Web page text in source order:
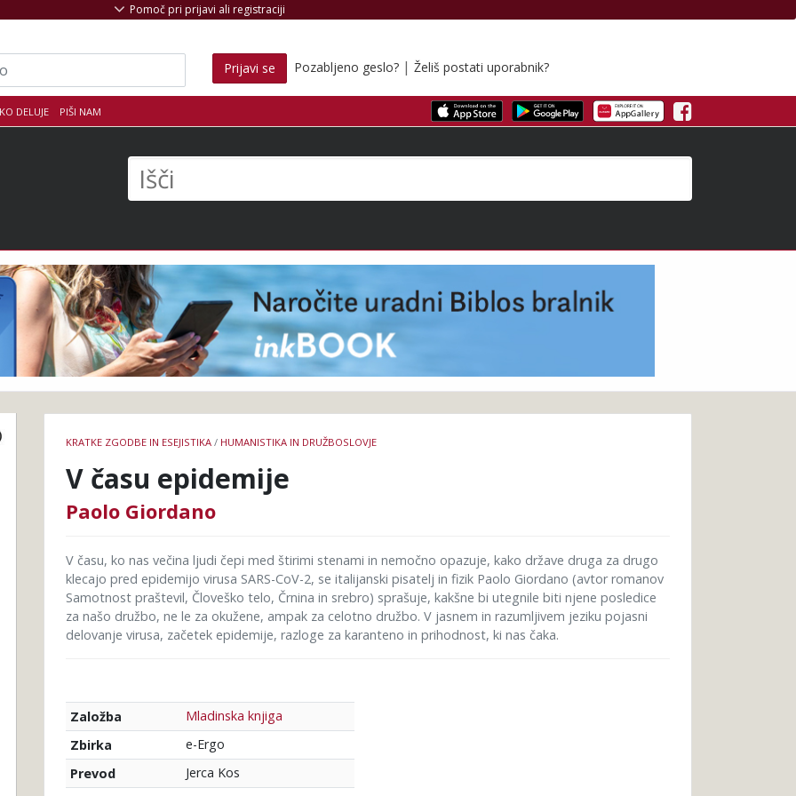
DELUJE PIŠI NAM Facebook
Pomoč pri prijavi ali registraciji
Prijavi se Pozabljeno geslo? | Želiš postati uporabnik?
knjige
KRATKE ZGODBE IN ESEJISTIKA / HUMANISTIKA IN DRUŽBOSLOVJE
V času epidemije
Paolo Giordano
V času, ko nas večina ljudi čepi med štirimi stenami in nemočno opazuje, kako države druga za drugo
klecajo pred epidemijo virusa SARS-CoV-2, se italijanski pisatelj in fizik Paolo Giordano (avtor romanov
Samotnost praštevil, Človeško telo, Črnina in srebro) sprašuje, kakšne bi utegnile biti njene posledice
za našo družbo, ne le za okužene, ampak za celotno družbo. V jasnem in razumljivem jeziku pojasni
delovanje virusa, začetek epidemije, razloge za karanteno in prihodnost, ki nas čaka.
Založba
Mladinska knjiga
Zbirka
e-Ergo
Prevod
Jerca Kos